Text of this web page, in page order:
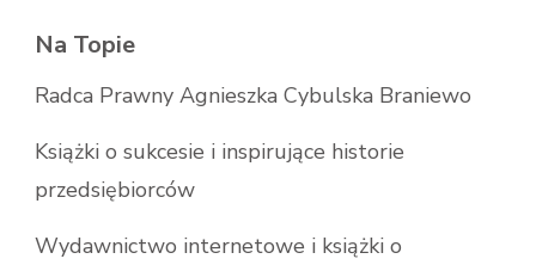
Na Topie
Radca Prawny Agnieszka Cybulska Braniewo
Książki o sukcesie i inspirujące historie
przedsiębiorców
Wydawnictwo internetowe i książki o